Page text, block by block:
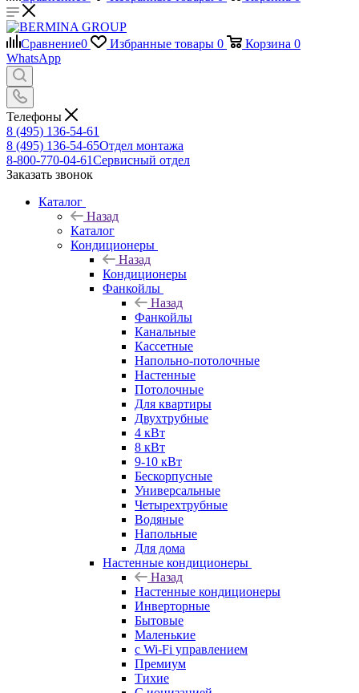
Сравнение0 Избранные товары 0 Корзина 0
WhatsApp
Телефоны
8 (495) 136-54-61
8 (495) 136-54-65Отдел монтажа
8-800-770-04-61Сервисный отдел
Заказать звонок
Каталог
Назад
Каталог
Кондиционеры
Назад
Кондиционеры
Фанкойлы
Назад
Фанкойлы
Канальные
Кассетные
Напольно-потолочные
Настенные
Потолочные
Для квартиры
Двухтрубные
4 кВт
8 кВт
9-10 кВт
Бескорпусные
Универсальные
Четырехтрубные
Водяные
Напольные
Для дома
Настенные кондиционеры
Назад
Настенные кондиционеры
Инверторные
Бытовые
Маленькие
с Wi-Fi управлением
Премиум
Тихие